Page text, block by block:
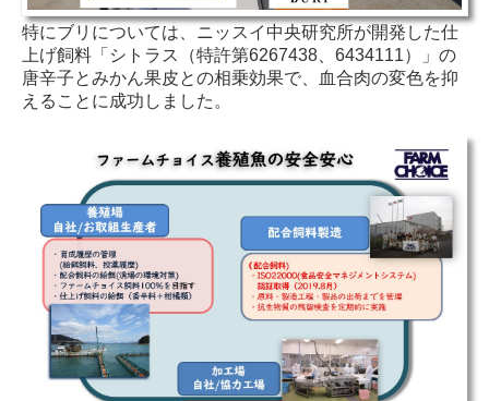
特にブリについては、ニッスイ中央研究所が開発した仕
上げ飼料「シトラス（特許第6267438、6434111）」の
唐辛子とみかん果皮との相乗効果で、血合肉の変色を抑
えることに成功しました。